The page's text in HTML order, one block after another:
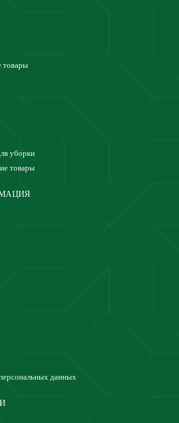
товары
уборки
товары
данных